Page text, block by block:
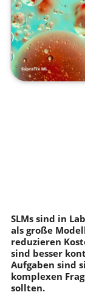
SLMs sind in
als große
reduzieren
sind besser
Aufgaben sind
komplexen
sollten.